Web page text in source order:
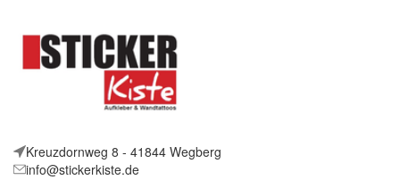
Kreuzdornweg 8 - 41844 Wegberg
info@stickerkiste.de